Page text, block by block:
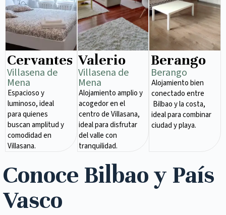
Cervantes
Villasena de
Mena​
Espacioso y
luminoso, ideal
para quienes
buscan amplitud y
comodidad en
Villasana.
Valerio
Villasena de
Mena​
Alojamiento amplio y
acogedor en el
centro de Villasana,
ideal para disfrutar
del valle con
tranquilidad.
Berango
Berango
Alojamiento bien
conectado entre
Bilbao y la costa,
ideal para combinar
ciudad y playa.
Conoce Bilbao y País
Vasco